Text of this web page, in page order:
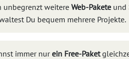
unbegrenzt weitere Web-Pakete und
Du bequem mehrere Projekte.
immer nurein Free-Paket